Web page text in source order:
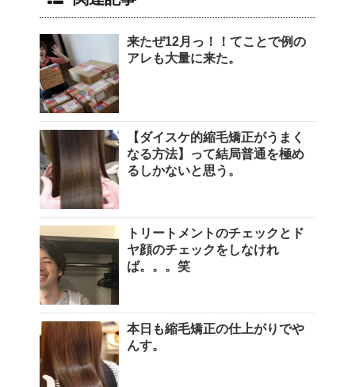
来たぜ12月っ！！てことで例の
アレも大量に来た。
【ダイスケ的縮毛矯正がうまく
なる方法】って結局普通を極め
るしかないと思う。
トリートメントのチェックとド
ヤ顔のチェックをしなけれ
ば。。。笑
本日も縮毛矯正の仕上がりでや
んす。